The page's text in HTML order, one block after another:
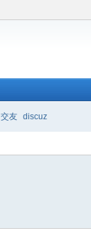
交友 discuz